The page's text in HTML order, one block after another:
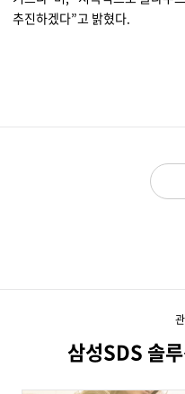
추진하겠다”고 밝혔다.
삼성SDS 솔